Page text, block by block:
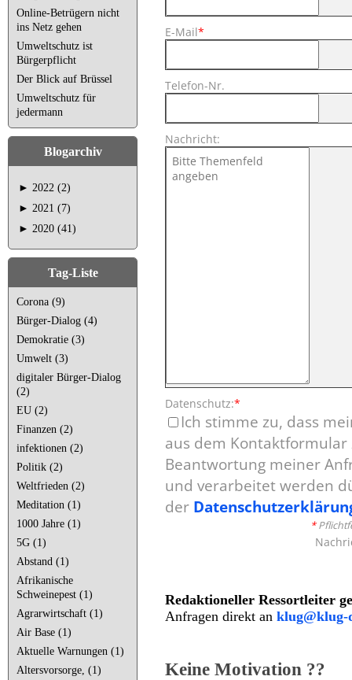
Online-Betrügern nicht
ins Netz gehen
Umweltschutz ist
Bürgerpflicht
Der Blick auf Brüssel
Umweltschutz für
jedermann
Blogarchiv
► 2022 (2)
► 2021 (7)
► 2020 (41)
Tag-Liste
Corona (9)
Bürger-Dialog (4)
Demokratie (3)
Umwelt (3)
digitaler Bürger-Dialog
(2)
EU (2)
Finanzen (2)
infektionen (2)
Politik (2)
Weltfrieden (2)
Meditation (1)
1000 Jahre (1)
5G (1)
Abstand (1)
Afrikanische
Schweinepest (1)
Agrarwirtschaft (1)
Air Base (1)
Aktuelle Warnungen (1)
Altersvorsorge, (1)
E-Mail*
Telefon-Nr.
Nachricht:
Datenschutz:*
Ich stimme zu, dass
aus dem Kontaktformular
Beantwortung meiner
und verarbeitet werden
der
*
Redaktioneller Ressortleiter
Anfragen direkt an klug@klug-
Keine Motivation ??